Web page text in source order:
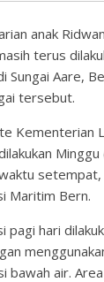
anak
terus
Sungai Aare,
tersebut.
Kementerian
Maritim Bern.
pagi hari
bawah air.